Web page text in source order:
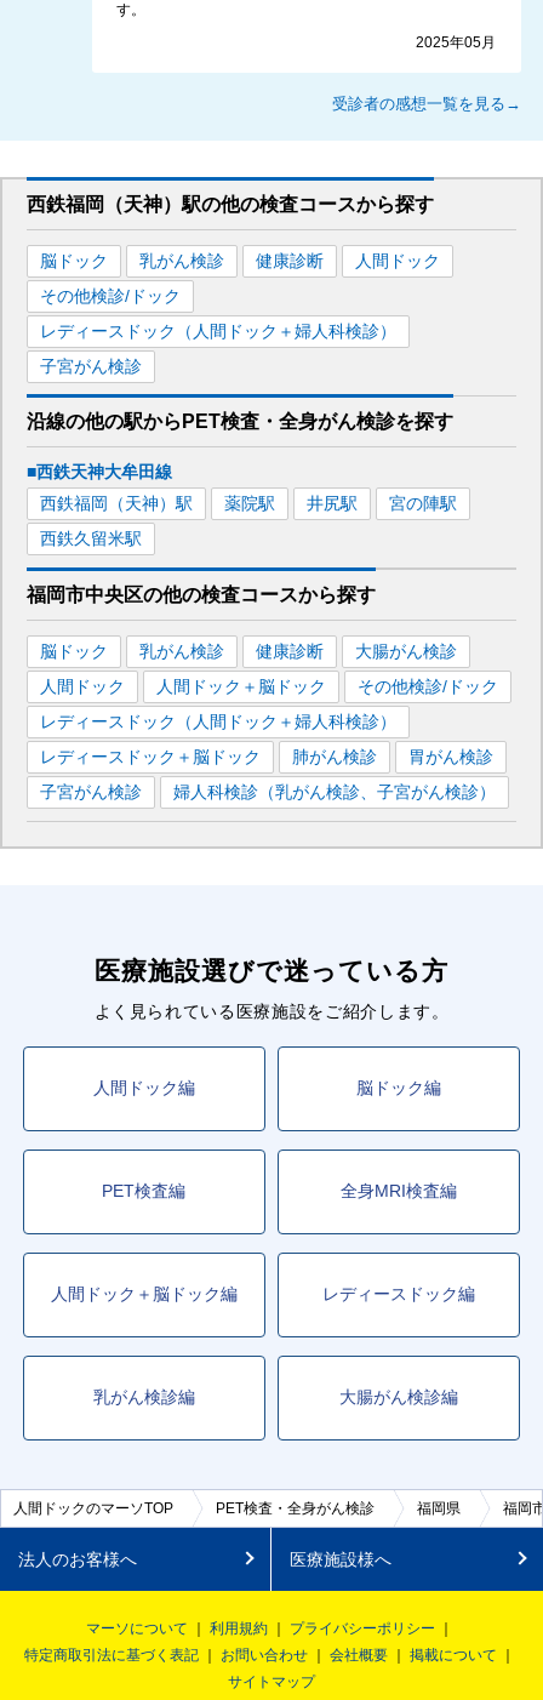
す。
2025年05月
受診者の感想一覧を見る→
西鉄福岡（天神）駅の他の検査コースから探す
脳ドック 乳がん検診 健康診断
人間ドック
その他検診/ドック
レディースドック（人間ドック＋婦人科検診）
子宮がん検診
沿線の他の駅から PET検査・全身がん検診を探す
■西鉄天神大牟田線
西鉄福岡（天神）駅 薬院駅 井尻駅 宮の陣駅
西鉄久留米駅
福岡市中央区の他の検査コースから探す
脳ドック 乳がん検診 健康診断
大腸がん検診
人間ドック
人間ドック＋脳ドック
その他検診/ドック
レディースドック（人間ドック＋婦人科検診）
レディースドック＋脳ドック
肺がん検診
胃がん検診
子宮がん検診
婦人科検診（乳がん検診、子宮がん検診）
医療施設選びで迷っている方
よく見られている医療施設をご紹介します。
人間ドック編 脳ドック編
PET検査編 全身MRI検査編
人間ドック＋脳ドック編 レディースドック編
乳がん検診編 大腸がん検診編
人間ドックのマーソTOP PET検査・全身がん検診 福岡県 福岡
法人のお客様へ 医療施設様へ
マーソについて 利用規約
プライバシーポリシー
特定商取引法に基づく表記
お問い合わせ 会社概要
掲載について
サイトマップ